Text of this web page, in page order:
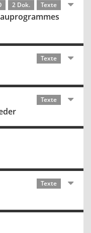
2 Dok. Texte
Texte
Texte
Texte